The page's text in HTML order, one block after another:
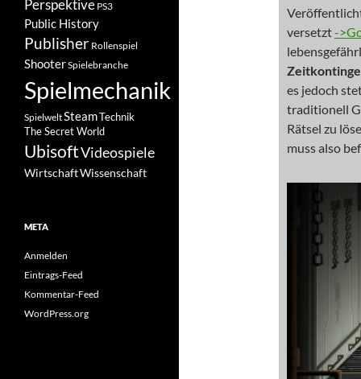
versetzt-
es jedoch
traditionell
Rätsel zu
muss also
Perspektive PS3
Public History
Publisher Rollenspiel
ShooterSpielebranche
Spielmechanik
SpielweltSteamTechnik
The Secret World
UbisoftVideospiele
WirtschaftWissenschaft
META
Anmelden
Eintrags-Feed
Kommentar-Feed
WordPress.org